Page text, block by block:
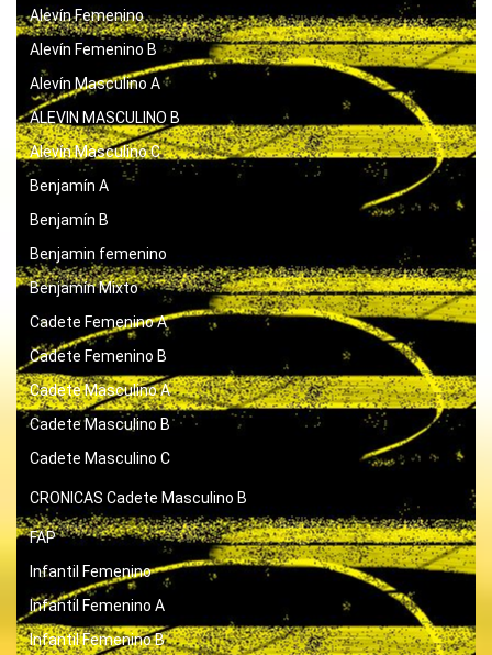
Alevín Femenino
Alevín Femenino B
Alevín Masculino A
ALEVIN MASCULINO B
Alevín Masculino C
Benjamín A
Benjamín B
Benjamin femenino
Benjamín Mixto
Cadete Femenino A
Cadete Femenino B
Cadete Masculino A
Cadete Masculino B
Cadete Masculino C
CRONICAS Cadete Masculino B
FAP
Infantil Femenino
Infantil Femenino A
Infantil Femenino B